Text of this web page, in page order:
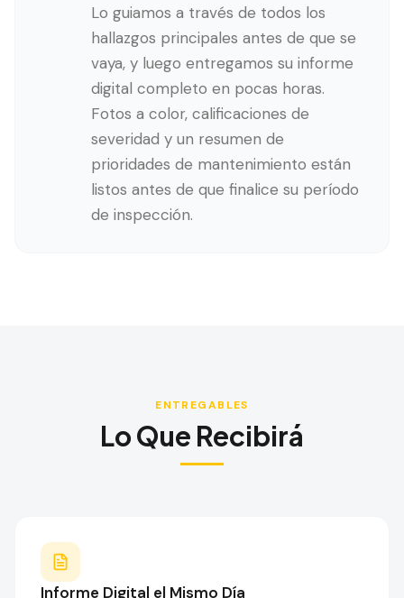
Lo guiamos a través de todos los
hallazgos principales antes de que se
vaya, y luego entregamos su informe
digital completo en pocas horas.
Fotos a color, calificaciones de
severidad y un resumen de
prioridades de mantenimiento están
listos antes de que finalice su período
de inspección.
ENTREGABLES
Lo Que Recibirá
Informe Digital el Mismo Día